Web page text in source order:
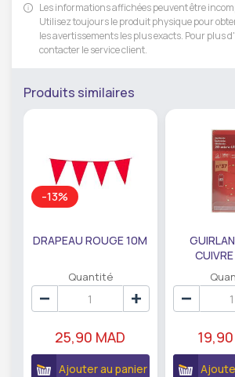
Les informations affichées peuvent être
Utilisez toujours le produit physique pour
les avertissements les plus exacts. Pour plus
contacter le service client.
Produits similaires
-13%
DRAPEAU ROUGE 10M
Quantité
25,90 MAD
Ajouter au panier